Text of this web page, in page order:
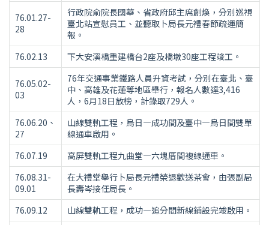
76.01.27-
28
行政院俞院長國華、省政府邱主席創煥，分別巡視
臺北站宣慰員工、並聽取卜局長元禮春節疏運簡
報。
76.02.13
下大安溪橋重建橋台2座及橋墩30座工程竣工。
76.05.02-
03
76年交通事業鐵路人員升資考試，分別在臺北、臺
中、高雄及花蓮等地區舉行，報名人數達3,416
人，6月18日放榜，計錄取729人。
76.06.20、
27
山線雙軌工程，烏日—成功間及臺中—烏日間雙單
線通車啟用。
76.07.19
高屏雙軌工程九曲堂—六塊厝間複線通車。
76.08.31-
09.01
在大禮堂舉行卜局長元禮榮退歡送茶會，由張副局
長壽岑接任局長。
76.09.12
山線雙軌工程，成功—追分間新線鋪設完竣啟用。